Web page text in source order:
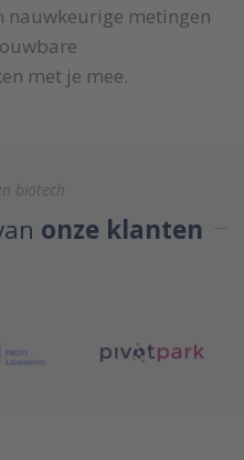
nauwkeurige metingen
met je mee.
biotech
onze klanten